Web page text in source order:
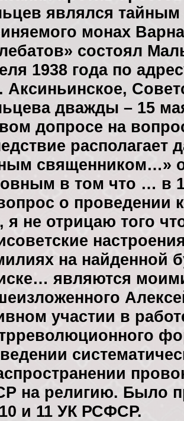
являлся
монах
состоял
1938 года по
Аксиньинское,
дважды – 15
допросе на
священником…»
в том что … в
о проведении
я не отрицаю того
на найденной
являются
участии в
на религию. Было
и 11 УК РСФСР.